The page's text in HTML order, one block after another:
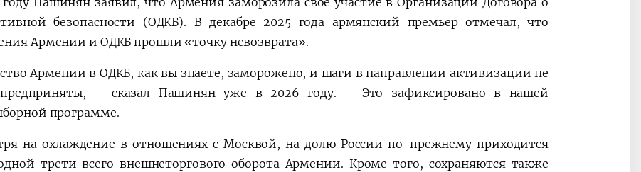
безопасности (ОДКБ). В декабре 2025 года армянский премьер отмечал, что
Армении и ОДКБ прошли «точку невозврата».
Армении в ОДКБ, как вы знаете, заморожено, и шаги в направлении активизации не
предприняты, – сказал Пашинян уже в 2026 году. – Это зафиксировано в нашей
программе.
на охлаждение в отношениях с Москвой, на долю России по-прежнему приходится
трети всего внешнеторгового оборота Армении. Кроме того, сохраняются также